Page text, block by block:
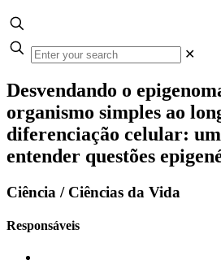
✕
Desvendando o
organismo simples ao
diferenciação celular:
entender questões
Ciência / Ciências da Vida
Responsáveis